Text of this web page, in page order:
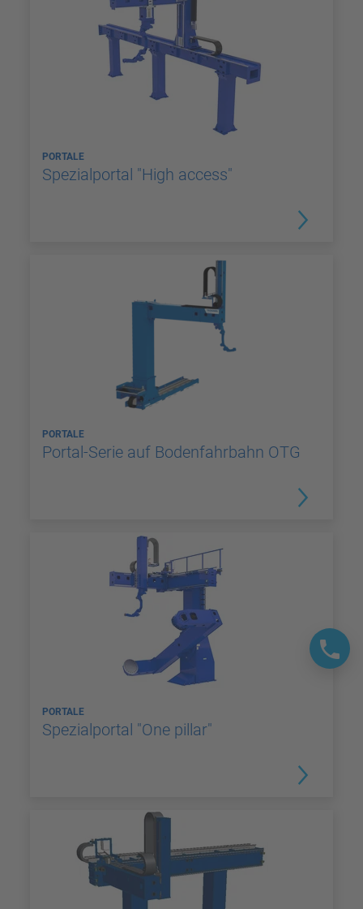
PORTALE
Spezialportal "High access"
PORTALE
Portal-Serie auf Bodenfahrbahn OTG
PORTALE
Spezialportal "One pillar"